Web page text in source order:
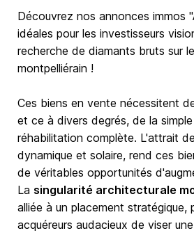
Découvrez nos annonces immos
idéales pour les investisseurs
recherche de diamants bruts sur
montpelliérain !
Ces biens en vente nécessitent
et ce à divers degrés, de la
réhabilitation complète. L'attrait de
dynamique et solaire, rend ces
de véritables opportunités
La singularité architecturale
alliée à un placement stratégique,
acquéreurs audacieux de viser